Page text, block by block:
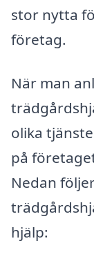
stor nytta
företag.
När man
olika
på
Nedan
hjälp: